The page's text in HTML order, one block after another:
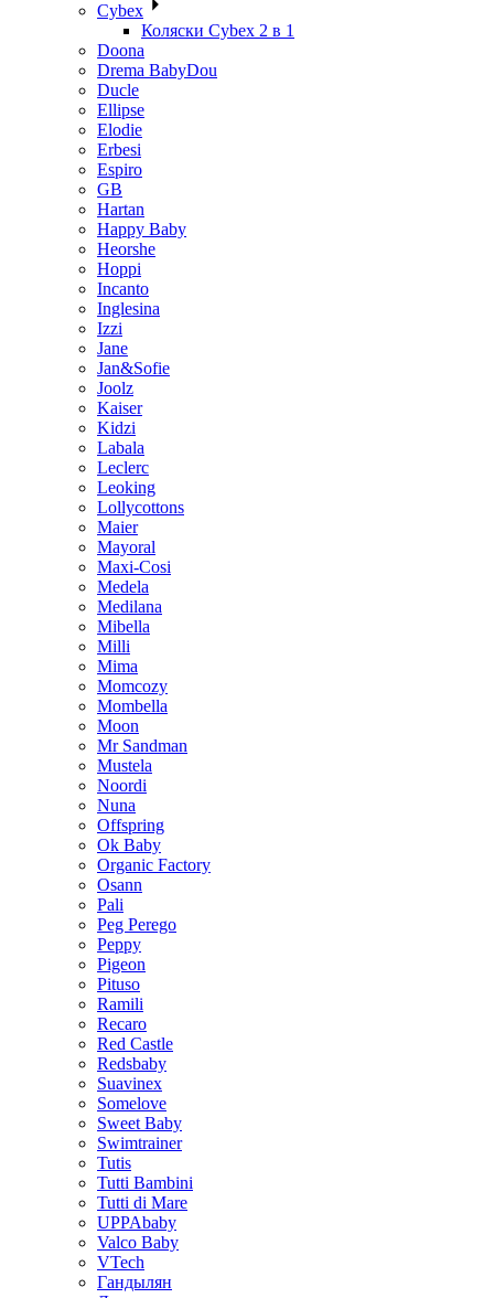
Cybex
Коляски Cybex 2 в 1
Doona
Drema BabyDou
Ducle
Ellipse
Elodie
Erbesi
Espiro
GB
Hartan
Happy Baby
Heorshe
Hoppi
Incanto
Inglesina
Izzi
Jane
Jan&Sofie
Joolz
Kaiser
Kidzi
Labala
Leclerc
Leoking
Lollycottons
Maier
Mayoral
Maxi-Cosi
Medela
Medilana
Mibella
Milli
Mima
Momcozy
Mombella
Moon
Mr Sandman
Mustela
Noordi
Nuna
Offspring
Ok Baby
Organic Factory
Osann
Pali
Peg Perego
Peppy
Pigeon
Pituso
Ramili
Recaro
Red Castle
Redsbaby
Suavinex
Somelove
Sweet Baby
Swimtrainer
Tutis
Tutti Bambini
Tutti di Mare
UPPAbaby
Valco Baby
VTech
Гандылян